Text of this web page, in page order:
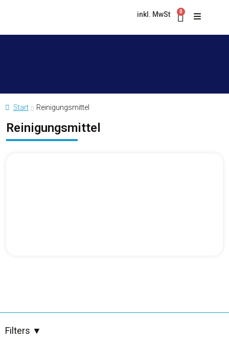
inkl. MwSt 0
Asphalt & Magnesit
Start Reinigungsmittel
Reinigungsmittel
Filters ▼